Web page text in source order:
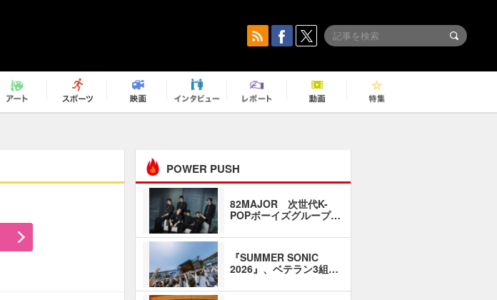
POWER PUSH
82MAJOR 次世代K-
POPボーイズグループ…
『SUMMER SONIC
2026』、ベテラン3組…